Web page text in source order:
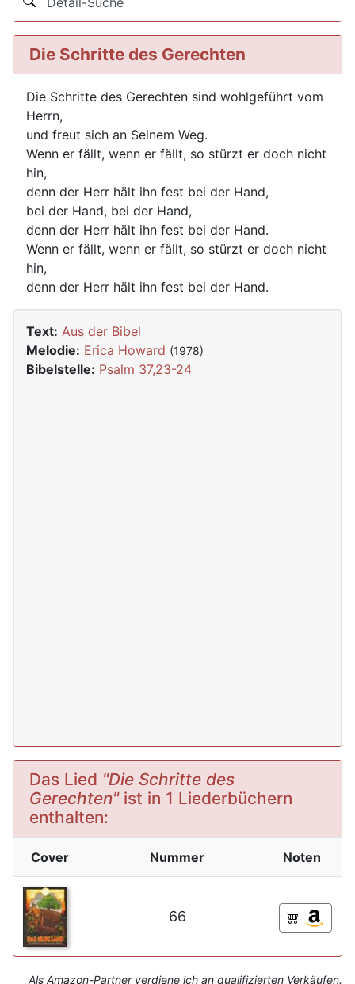
Die Schritte des Gerechten
Die Schritte des Gerechten sind wohlgeführt vom
Herrn,
und freut sich an Seinem Weg.
Wenn er fällt, wenn er fällt, so stürzt er doch nicht
hin,
denn der Herr hält ihn fest bei der Hand,
bei der Hand, bei der Hand,
denn der Herr hält ihn fest bei der Hand.
Wenn er fällt, wenn er fällt, so stürzt er doch nicht
hin,
denn der Herr hält ihn fest bei der Hand.
Text: Aus der Bibel
Melodie: Erica Howard (1978)
Bibelstelle: Psalm 37,23-24
Das Lied "Die Schritte des
Gerechten"ist in 1 Liederbüchern
enthalten:
Cover Nummer Noten
66
Als Amazon-Partner verdiene ich an qualifizierten Verkäufen.